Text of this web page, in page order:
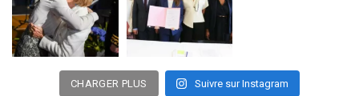
CHARGER PLUS Suivre sur Instagram